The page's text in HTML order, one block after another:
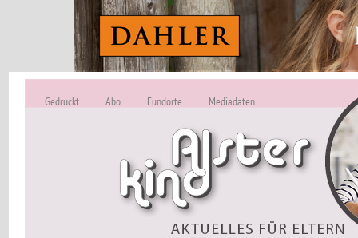
ALSTERKIND -
Alles Neu
Gedruckt Abo Fundorte Mediadaten